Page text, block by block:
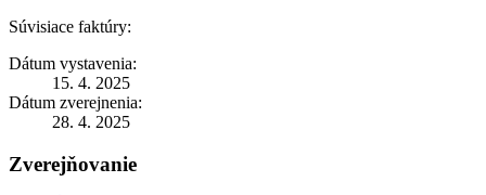
Súvisiace faktúry:
Dátum vystavenia:
15. 4. 2025
Dátum zverejnenia:
28. 4. 2025
Zverejňovanie